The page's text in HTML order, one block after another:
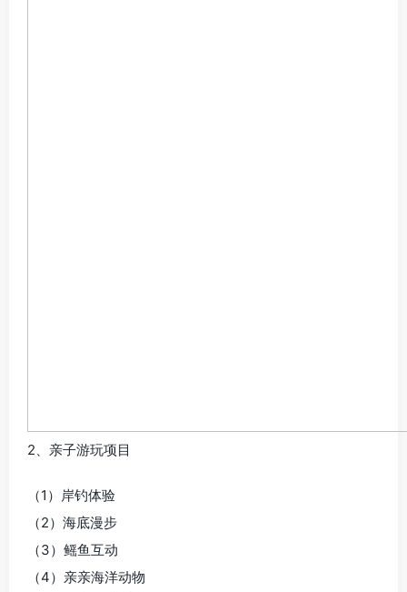
2、亲子游玩项目
（1）岸钓体验
（2）海底漫步
（3）鳐鱼互动
（4）亲亲海洋动物